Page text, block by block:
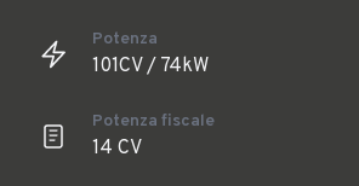
Potenza
101CV / 74kW
Potenza fiscale
14 CV